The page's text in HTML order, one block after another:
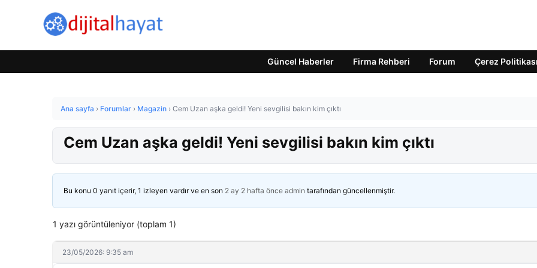
Güncel Haberler Firma Rehberi Forum Çerez
Ana sayfa › Forumlar › Magazin › Cem Uzan aşka geldi! Yeni sevgilisi bakın kim çıktı
Cem Uzan aşka geldi! Yeni sevgilisi bakın kim çıktı
Bu konu 0 yanıt içerir, 1 izleyen vardır ve en son 2 ay 2 hafta önce admin tarafından güncellenmiştir.
1 yazı görüntüleniyor (toplam 1)
23/05/2026: 9:35 am